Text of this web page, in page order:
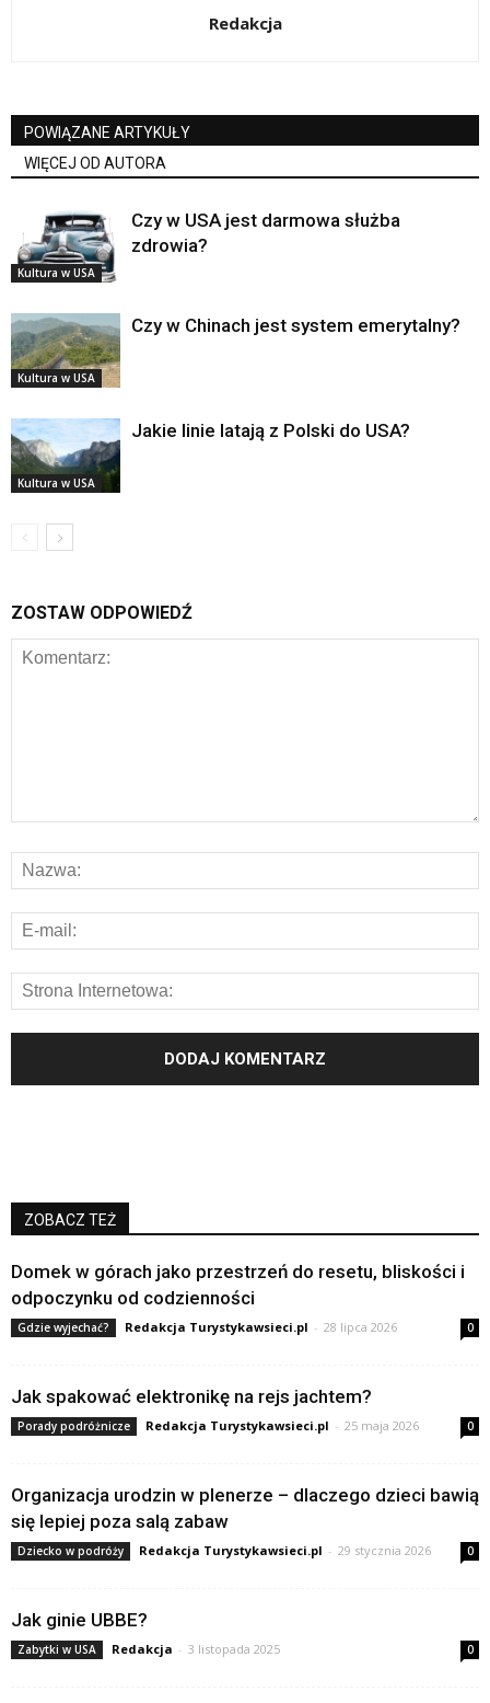
Redakcja
POWIĄZANE ARTYKUŁY
WIĘCEJ OD AUTORA
Kultura w USA
Czy w USA jest darmowa służba
zdrowia?
Kultura w USA
Czy w Chinach jest system emerytalny?
Kultura w USA
Jakie linie latają z Polski do USA?
ZOSTAW ODPOWIEDŹ
ZOBACZ TEŻ
Domek w górach jako przestrzeń do resetu, bliskości i
odpoczynku od codzienności
Gdzie wyjechać? Redakcja Turystykawsieci.pl - 28 lipca 2026 0
Jak spakować elektronikę na rejs jachtem?
Porady podróżnicze Redakcja Turystykawsieci.pl - 25 maja 2026 0
Organizacja urodzin w plenerze – dlaczego dzieci bawią
się lepiej poza salą zabaw
Dziecko w podróży Redakcja Turystykawsieci.pl - 29 stycznia 2026 0
Jak ginie UBBE?
Zabytki w USA Redakcja - 3 listopada 2025 0